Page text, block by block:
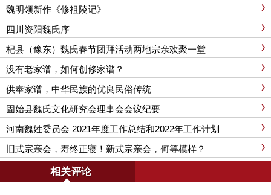
魏明领新作《修祖陵记》
四川资阳魏氏序
杞县（豫东）魏氏春节团拜活动两地宗亲欢聚一堂
没有老家谱，如何创修家谱？
供奉家谱，中华民族的优良民俗传统
固始县魏氏文化研究会理事会会议纪要
河南魏姓委员会 2021年度工作总结和2022年工作计划
旧式宗亲会，寿终正寝！新式宗亲会，何等模样？
相关评论